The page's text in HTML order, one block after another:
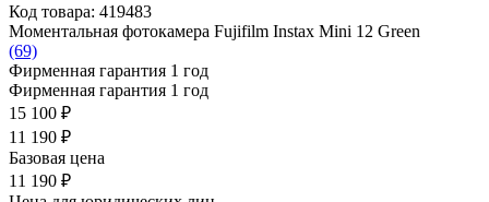
Код товара: 419483
Моментальная фотокамера Fujifilm Instax Mini 12 Green
(69)
Фирменная гарантия 1 год
Фирменная гарантия 1 год
15 100 ₽
11 190 ₽
Базовая цена
11 190 ₽